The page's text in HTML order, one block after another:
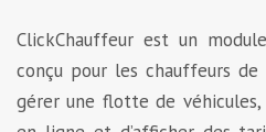
ClickChauffeur est un
conçu pour les chauffeurs de
gérer une flotte de véhicules,